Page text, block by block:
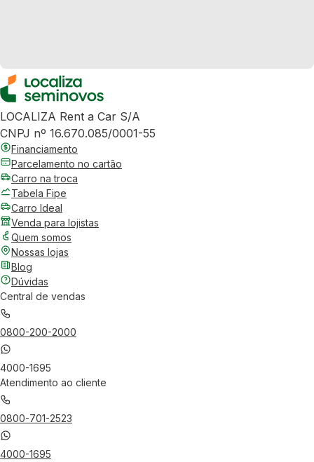
LOCALIZA Rent a Car S/A
CNPJ nº 16.670.085/0001-55
Financiamento
Parcelamento no cartão
Carro na troca
Tabela Fipe
Carro Ideal
Venda para lojistas
Quem somos
Nossas lojas
Blog
Dúvidas
Central de vendas
0800-200-2000
4000-1695
Atendimento ao cliente
0800-701-2523
4000-1695